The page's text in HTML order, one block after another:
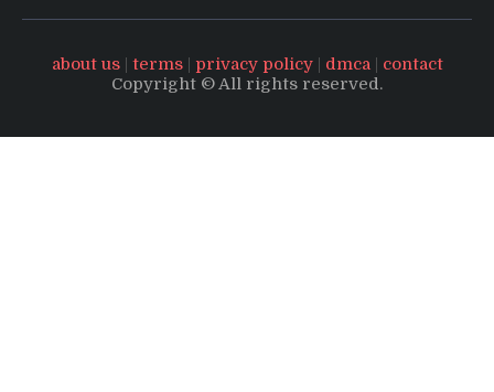
about us| terms| privacy policy| dmca| contact
Copyright © All rights reserved.